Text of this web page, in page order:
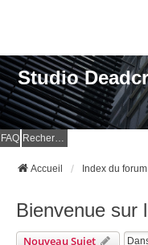
Studio
FAQ Rechercher
Accueil Index du forum
Bienvenue sur
Nouveau Sujet